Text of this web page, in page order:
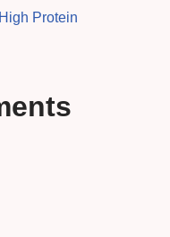
High Protein